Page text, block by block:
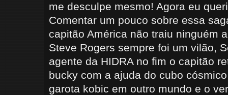
me desculpe mesmo! Agora eu
Comentar um pouco sobre essa
capitão América não traiu ninguém
Steve Rogers sempre foi um vilão,
agente da HIDRA no fim o capitão
bucky com a ajuda do cubo
garota kobic em outro mundo e o